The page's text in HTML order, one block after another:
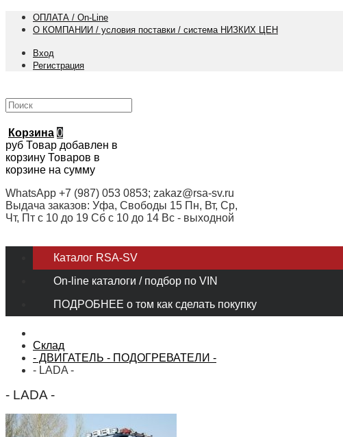
ОПЛАТА / On-Line
О КОМПАНИИ / условия поставки / система НИЗКИХ ЦЕН
Вход
Регистрация
Корзина 0
руб Товар добавлен в
корзину Товаров в
корзине на сумму
WhatsApp +7 (987) 053 0853; zakaz@rsa-sv.ru
Выдача заказов: Уфа, Свободы 15 Пн, Вт, Ср,
Чт, Пт с 10 до 19 Сб с 10 до 14 Вс - выходной
Каталог RSA-SV
On-line каталоги / подбор по VIN
ПОДРОБНЕЕ о том как сделать покупку
Склад
- ДВИГАТЕЛЬ - ПОДОГРЕВАТЕЛИ -
- LADA -
- LADA -